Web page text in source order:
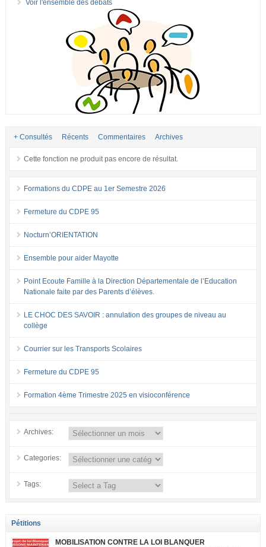
Voir l'ensemble des débats
+ Consultés Récents Commentaires Archives
Cette fonction ne produit pas encore de résultat.
Formations du CDPE au 1er Semestre 2026
Fermeture du CDPE 95
Nocturn’ORIENTATION
Ensemble pour aider Mayotte
Point Ecoute Famille à la Direction Départementale de l’Education
Nationale faite par des Parents d’élèves.
LE CHOC DES SAVOIR : annulation des groupes de niveau au
collège
Courrier sur les Transports Scolaires
Fermeture du CDPE 95
Formation 4ème Trimestre 2025 en visioconférence
Archives:
Categories:
Tags:
Pétitions
MOBILISATION CONTRE LA LOI BLANQUER